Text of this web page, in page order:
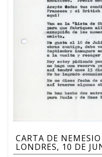
CARTA DE
LONDRES, 10 DE